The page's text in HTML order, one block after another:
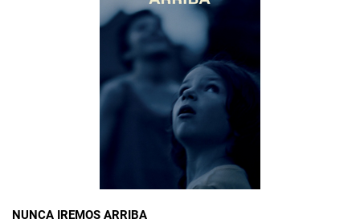
NUNCA IREMOS ARRIBA